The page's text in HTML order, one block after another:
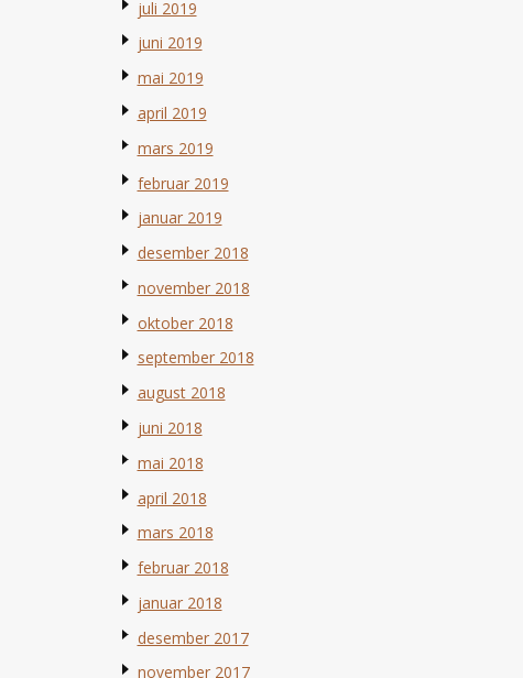
juli 2019
juni 2019
mai 2019
april 2019
mars 2019
februar 2019
januar 2019
desember 2018
november 2018
oktober 2018
september 2018
august 2018
juni 2018
mai 2018
april 2018
mars 2018
februar 2018
januar 2018
desember 2017
november 2017